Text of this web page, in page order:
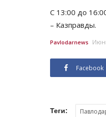
С 13:00 до
– Казправды.
Pavlodarnews
Facebook
Теги: